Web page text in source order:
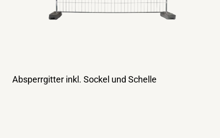
Absperrgitter inkl. Sockel und Schelle